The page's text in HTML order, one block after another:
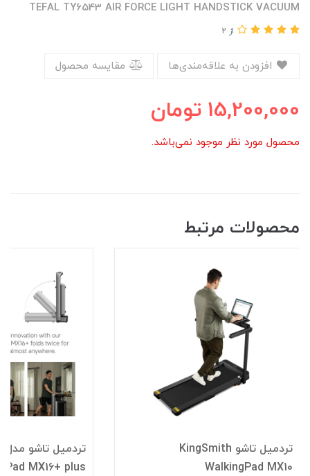
TEFAL TY6543 AIR FORCE LIGHT HANDSTICK VACUUM
از 2
مقایسه محصول
15,200,000 تومان
محصول مورد نظر موجود نمی‌باشد.
محصولات مرتبط
تردمیل تاشو KingSmith
WalkingPad MX10
MX16+ plus